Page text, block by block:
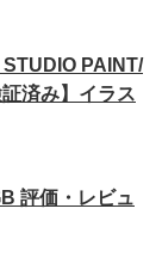
PAINT/
済み】イラス
評価・レビュ